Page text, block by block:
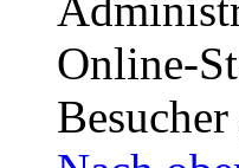
Online-